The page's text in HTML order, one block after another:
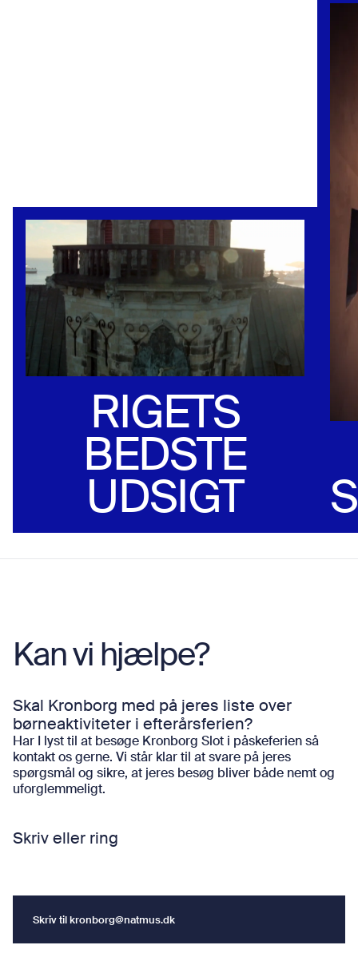
RIGETS
BEDSTE
UDSIGT
Kan vi hjælpe?
Skal Kronborg med på jeres liste over
børneaktiviteter i efterårsferien?
Har I lyst til at besøge Kronborg Slot i påskeferien så
kontakt os gerne. Vi står klar til at svare på jeres
spørgsmål og sikre, at jeres besøg bliver både nemt og
uforglemmeligt.
Skriv eller ring
Skriv tilkronborg@natmus.dk